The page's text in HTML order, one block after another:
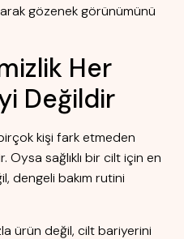
gözenek görünümünü
Her
Değildir
kişi fark etmeden
sağlıklı bir cilt için en
dengeli bakım rutini
ürün değil, cilt bariyerini